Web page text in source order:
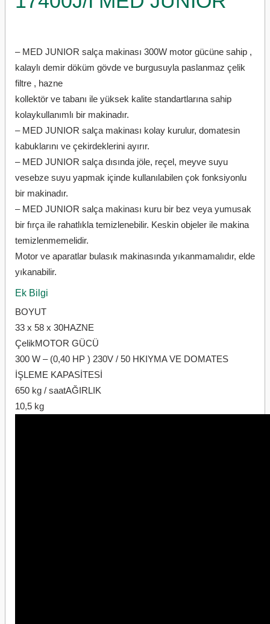
– MED JUNIOR salça makinası 300W motor gücüne sahip ,
kalaylı demir döküm gövde ve burgusuyla paslanmaz çelik
filtre , hazne
kollektör ve tabanı ile yüksek kalite standartlarına sahip
kolaykullanımlı bir makinadır.
– MED JUNIOR salça makinası kolay kurulur, domatesin
kabuklarını ve çekirdeklerini ayırır.
– MED JUNIOR salça dısında jöle, reçel, meyve suyu
vesebze suyu yapmak içinde kullanılabilen çok fonksiyonlu
bir makinadır.
– MED JUNIOR salça makinası kuru bir bez veya yumusak
bir fırça ile rahatlıkla temizlenebilir. Keskin objeler ile makina
temizlenmemelidir.
Motor ve aparatlar bulasık makinasında yıkanmamalıdır, elde
yıkanabilir.
Ek Bilgi
BOYUT
33 x 58 x 30HAZNE
ÇelikMOTOR GÜCÜ
300 W – (0,40 HP ) 230V / 50 HKIYMA VE DOMATES
İŞLEME KAPASİTESİ
650 kg / saatAĞIRLIK
10,5 kg